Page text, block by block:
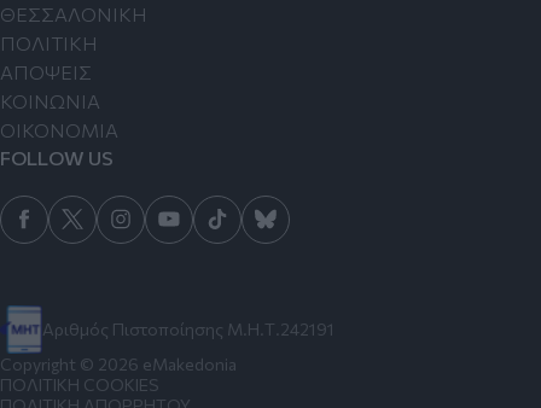
Αριθμός Πιστοποίησης Μ.Η.Τ.242191
ΘΕΣΣΑΛΟΝΙΚΗ
ΠΟΛΙΤΙΚΗ
ΑΠΟΨΕΙΣ
ΚΟΙΝΩΝΙΑ
ΟΙΚΟΝΟΜΙΑ
FOLLOW US
Copyright © 2026 eMakedonia
ΠΟΛΙΤΙΚΗ COOKIES